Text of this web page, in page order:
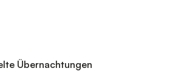
Übernachtungen